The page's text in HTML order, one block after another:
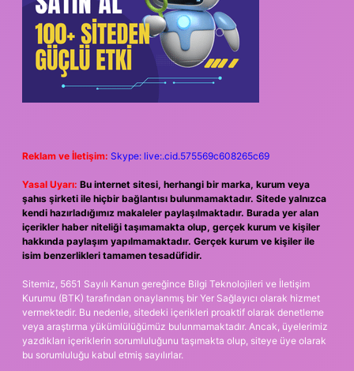
Reklam ve İletişim: Skype: live:.cid.575569c608265c69
Yasal Uyarı: Bu internet sitesi, herhangi bir marka, kurum veya
şahıs şirketi ile hiçbir bağlantısı bulunmamaktadır. Sitede yalnızca
kendi hazırladığımız makaleler paylaşılmaktadır. Burada yer alan
içerikler haber niteliği taşımamakta olup, gerçek kurum ve kişiler
hakkında paylaşım yapılmamaktadır. Gerçek kurum ve kişiler ile
isim benzerlikleri tamamen tesadüfidir.
Sitemiz, 5651 Sayılı Kanun gereğince Bilgi Teknolojileri ve İletişim
Kurumu (BTK) tarafından onaylanmış bir Yer Sağlayıcı olarak hizmet
vermektedir. Bu nedenle, sitedeki içerikleri proaktif olarak denetleme
veya araştırma yükümlülüğümüz bulunmamaktadır. Ancak, üyelerimiz
yazdıkları içeriklerin sorumluluğunu taşımakta olup, siteye üye olarak
bu sorumluluğu kabul etmiş sayılırlar.